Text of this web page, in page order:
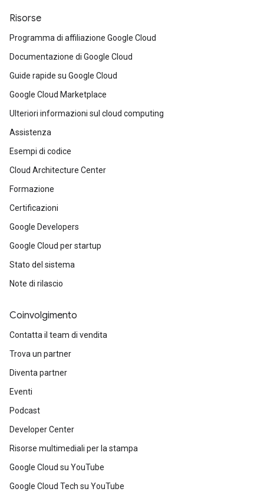
Risorse
Programma di affiliazione Google Cloud
Documentazione di Google Cloud
Guide rapide su Google Cloud
Google Cloud Marketplace
Ulteriori informazioni sul cloud computing
Assistenza
Esempi di codice
Cloud Architecture Center
Formazione
Certificazioni
Google Developers
Google Cloud per startup
Stato del sistema
Note di rilascio
Coinvolgimento
Contatta il team di vendita
Trova un partner
Diventa partner
Eventi
Podcast
Developer Center
Risorse multimediali per la stampa
Google Cloud su YouTube
Google Cloud Tech su YouTube